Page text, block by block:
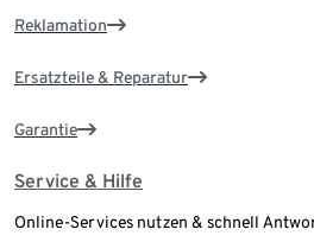
Reklamation
Ersatzteile & Reparatur
Garantie
Service & Hilfe
Online-Services nutzen & schnell